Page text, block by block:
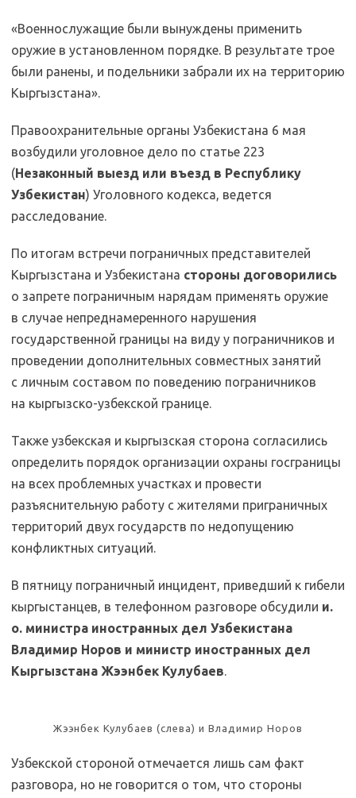
«Военнослужащие были вынуждены применить
оружие в установленном порядке. В результате трое
были ранены, и подельники забрали их на территорию
Кыргызстана».
Правоохранительные органы Узбекистана 6 мая
возбудили уголовное дело по статье 223
(Незаконный выезд или въезд в Республику
Узбекистан) Уголовного кодекса, ведется
расследование.
По итогам встречи пограничных представителей
Кыргызстана и Узбекистана стороны договорились
о запрете пограничным нарядам применять оружие
в случае непреднамеренного нарушения
государственной границы на виду у пограничников и
проведении дополнительных совместных занятий
с личным составом по поведению пограничников
на кыргызско-узбекской границе.
Также узбекская и кыргызская сторона согласились
определить порядок организации охраны госграницы
на всех проблемных участках и провести
разъяснительную работу с жителями приграничных
территорий двух государств по недопущению
конфликтных ситуаций.
В пятницу пограничный инцидент, приведший к гибели
кыргыстанцев, в телефонном разговоре обсудили и.
о. министра иностранных дел Узбекистана
Владимир Норов и министр иностранных дел
Кыргызстана Жээнбек Кулубаев.
Жээнбек Кулубаев (слева) и Владимир Норов
Узбекской стороной отмечается лишь сам факт
разговора, но не говорится о том, что стороны